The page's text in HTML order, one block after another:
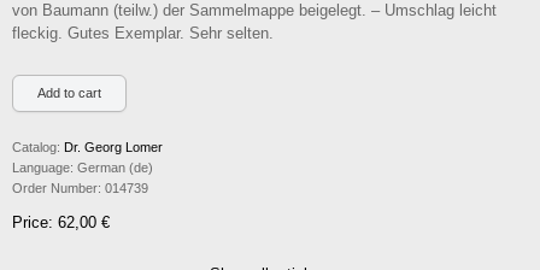
von Baumann (teilw.) der Sammelmappe beigelegt. – Umschlag leicht
fleckig. Gutes Exemplar. Sehr selten.
Catalog: Dr. Georg Lomer
Language: German (de)
Order Number: 014739
Price: 62,00 €